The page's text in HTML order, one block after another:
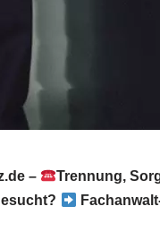
– Trennung,